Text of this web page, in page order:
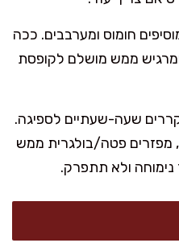
חומוס ומערבבים. ככה
ממש מושלם לקופסת
שעה-שעתיים לספיגה.
פטה/בולגרית ממש
ולא תתפרק.